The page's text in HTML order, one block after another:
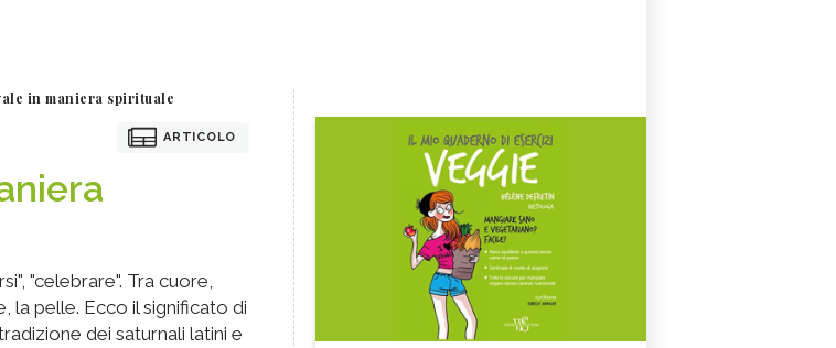
in maniera spirituale
ARTICOLO
"celebrare". Tra cuore,
la pelle. Ecco il significato di
dei saturnali latini e